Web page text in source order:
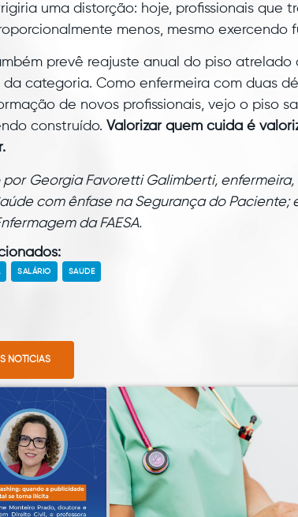
uma distorção: hoje, profissionais que
menos, mesmo exercendo
prevê reajuste anual do piso
da categoria. Como enfermeira com duas
de novos profissionais, vejo o piso
construído. Valorizar quem cuida é
por Georgia Favoretti Galimberti,
com ênfase na Segurança do Paciente;
da FAESA.
SALÁRIO SAÚDE
NOTÍCIAS